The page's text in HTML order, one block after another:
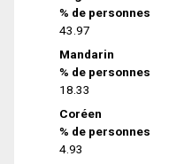
% de personnes
43.97
Mandarin
% de personnes
18.33
Coréen
% de personnes
4.93